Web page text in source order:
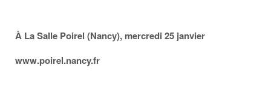
À La Salle Poirel (Nancy), mercredi 25 janvier
www.poirel.nancy.fr